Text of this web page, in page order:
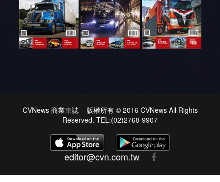
CVNews 商業車誌 版權所有 © 2016 CVNews All Rights
Reserved. TEL:(02)2768-9907
editor@cvn.com.tw